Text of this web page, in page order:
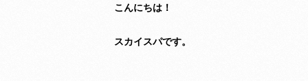
こんにちは！
スカイスパです。